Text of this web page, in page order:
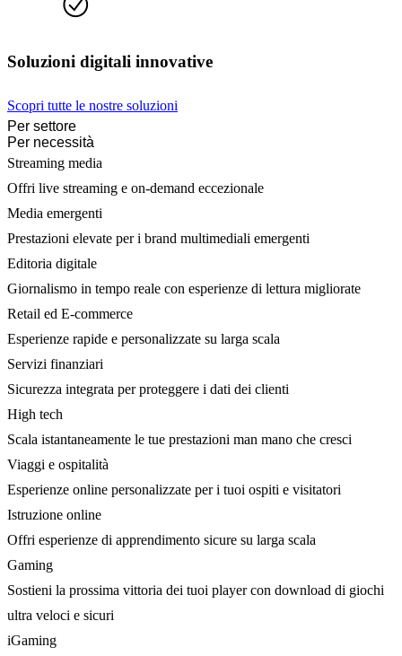
Soluzioni digitali innovative
Scopri tutte le nostre soluzioni
Per settore
Per necessità
Streaming media
Offri live streaming e on-demand eccezionale
Media emergenti
Prestazioni elevate per i brand multimediali emergenti
Editoria digitale
Giornalismo in tempo reale con esperienze di lettura migliorate
Retail ed E-commerce
Esperienze rapide e personalizzate su larga scala
Servizi finanziari
Sicurezza integrata per proteggere i dati dei clienti
High tech
Scala istantaneamente le tue prestazioni man mano che cresci
Viaggi e ospitalità
Esperienze online personalizzate per i tuoi ospiti e visitatori
Istruzione online
Offri esperienze di apprendimento sicure su larga scala
Gaming
Sostieni la prossima vittoria dei tuoi player con download di giochi
ultra veloci e sicuri
iGaming